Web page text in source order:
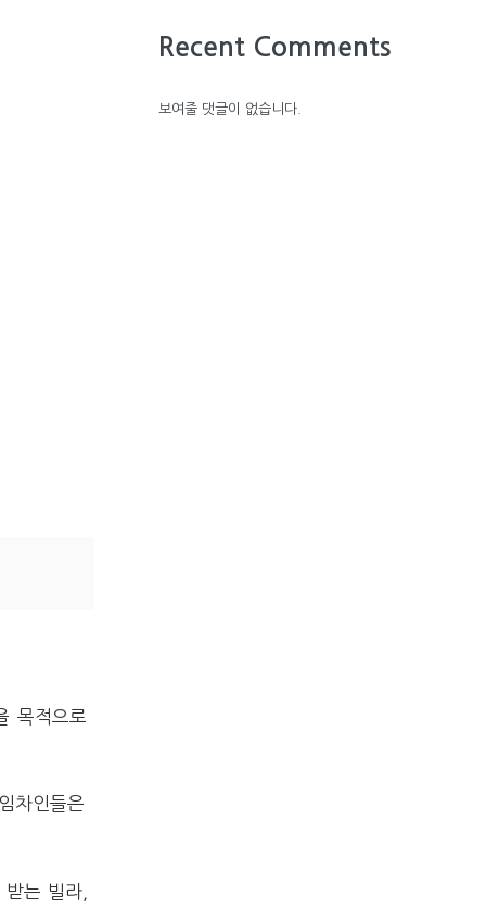
목적으로
차인들은
는 빌라,
Recent Comments
보여줄 댓글이 없습니다.